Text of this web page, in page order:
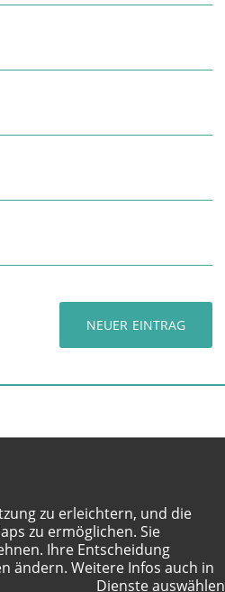
NEUER EINTRAG
zu erleichtern, und die
zu ermöglichen. Sie
Ihre Entscheidung
ändern. Weitere Infos auch in
Dienste auswählen